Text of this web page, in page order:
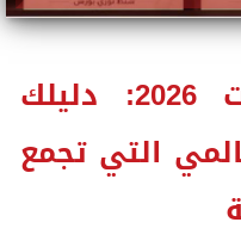
افضل شنط ماركات 2026: دليلك
التي تجمع